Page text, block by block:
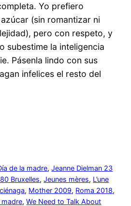
Yo prefiero
(sin romantizar ni
pero con respeto, y
subestime la inteligencia
Pásenla lindo con sus
infelices el resto del
de la madre, Jeanne Dielman 23
Bruxelles, Jeunes mères, L’une
, Mother 2009, Roma 2018
, We Need to Talk About